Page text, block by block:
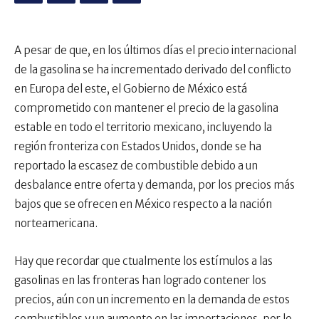
A pesar de que, en los últimos días el precio internacional
de la gasolina se ha incrementado derivado del conflicto
en Europa del este, el Gobierno de México está
comprometido con mantener el precio de la gasolina
estable en todo el territorio mexicano, incluyendo la
región fronteriza con Estados Unidos, donde se ha
reportado la escasez de combustible debido a un
desbalance entre oferta y demanda, por los precios más
bajos que se ofrecen en México respecto a la nación
norteamericana.
Hay que recordar que ctualmente los estímulos a las
gasolinas en las fronteras han logrado contener los
precios, aún con un incremento en la demanda de estos